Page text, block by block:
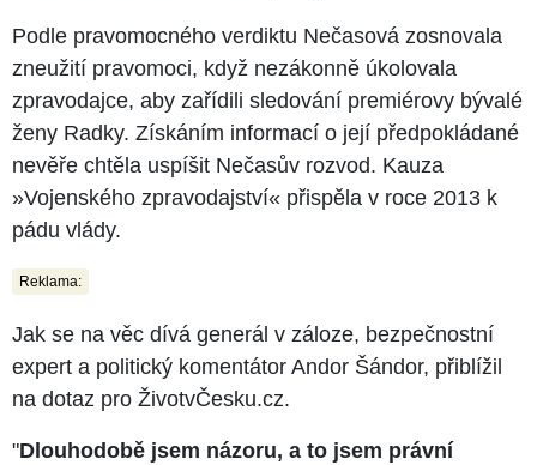
Podle pravomocného verdiktu Nečasová zosnovala
zneužití pravomoci, když nezákonně úkolovala
zpravodajce, aby zařídili sledování premiérovy bývalé
ženy Radky. Získáním informací o její předpokládané
nevěře chtěla uspíšit Nečasův rozvod. Kauza
»Vojenského zpravodajství« přispěla v roce 2013 k
pádu vlády.
Reklama:
Jak se na věc dívá generál v záloze, bezpečnostní
expert a politický komentátor Andor Šándor, přiblížil
na dotaz pro ŽivotvČesku.cz.
"Dlouhodobě jsem názoru, a to jsem právní